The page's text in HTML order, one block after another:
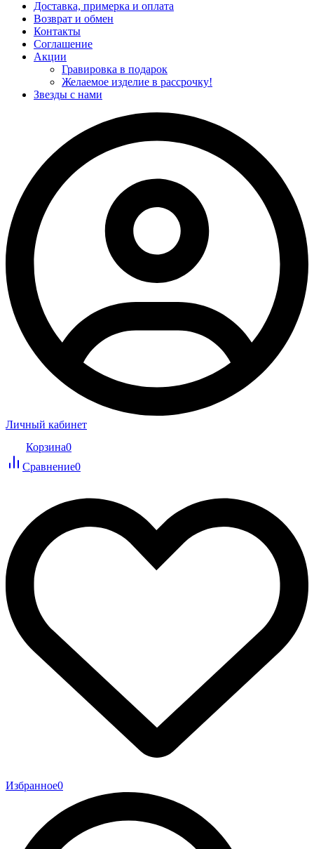
Доставка, примерка и оплата
Возврат и обмен
Контакты
Соглашение
Акции
Гравировка в подарок
Желаемое изделие в рассрочку!
Звезды с нами
Личный кабинет
Корзина0
Сравнение0
Избранное0